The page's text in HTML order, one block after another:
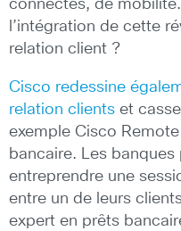
connectés, de
l’intégration de cette
relation client ?
Cisco redessine
relation clients et
exemple Cisco
bancaire. Les
entreprendre une
entre un de leurs
expert en prêts